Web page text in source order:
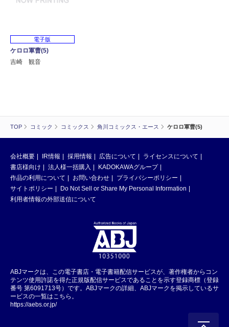
TOP コミック コミックス 角川コミックス・エース ケロロ軍曹(5)
電子版
ケロロ軍曹(5)
吉崎 観音
会社概要 IR情報 採用情報 広告について
ライセンスについて
書店様向け
法人様一括購入
KADOKAWAグループ
作品の利用について
お問い合わせ
プライバシーポリシー
サイトポリシー
Do Not Sell or Share My Personal Information
利用者情報の外部送信について
ABJマークは、この電子書店・電子書籍配信サービスが、著作権者からコン
テンツ使用許諾を得た正規版配信サービスであることを示す登録商標（登録
番号 第6091713号）です。ABJマークの詳細、ABJマークを掲示しているサ
ービスの一覧はこちら。
https://aebs.or.jp/